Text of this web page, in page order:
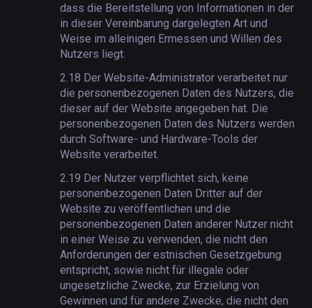
dass die Bereitstellung von Informationen in der
in dieser Vereinbarung dargelegten Art und
Weise im alleinigen Ermessen und Willen des
Nutzers liegt.
2.18 Der Website-Administrator verarbeitet nur
die personenbezogenen Daten des Nutzers, die
dieser auf der Website angegeben hat. Die
personenbezogenen Daten des Nutzers werden
durch Software- und Hardware-Tools der
Website verarbeitet.
2.19 Der Nutzer verpflichtet sich, keine
personenbezogenen Daten Dritter auf der
Website zu veröffentlichen und die
personenbezogenen Daten anderer Nutzer nicht
in einer Weise zu verwenden, die nicht den
Anforderungen der estnischen Gesetzgebung
entspricht, sowie nicht für illegale oder
ungesetzliche Zwecke, zur Erzielung von
Gewinnen und für andere Zwecke, die nicht den